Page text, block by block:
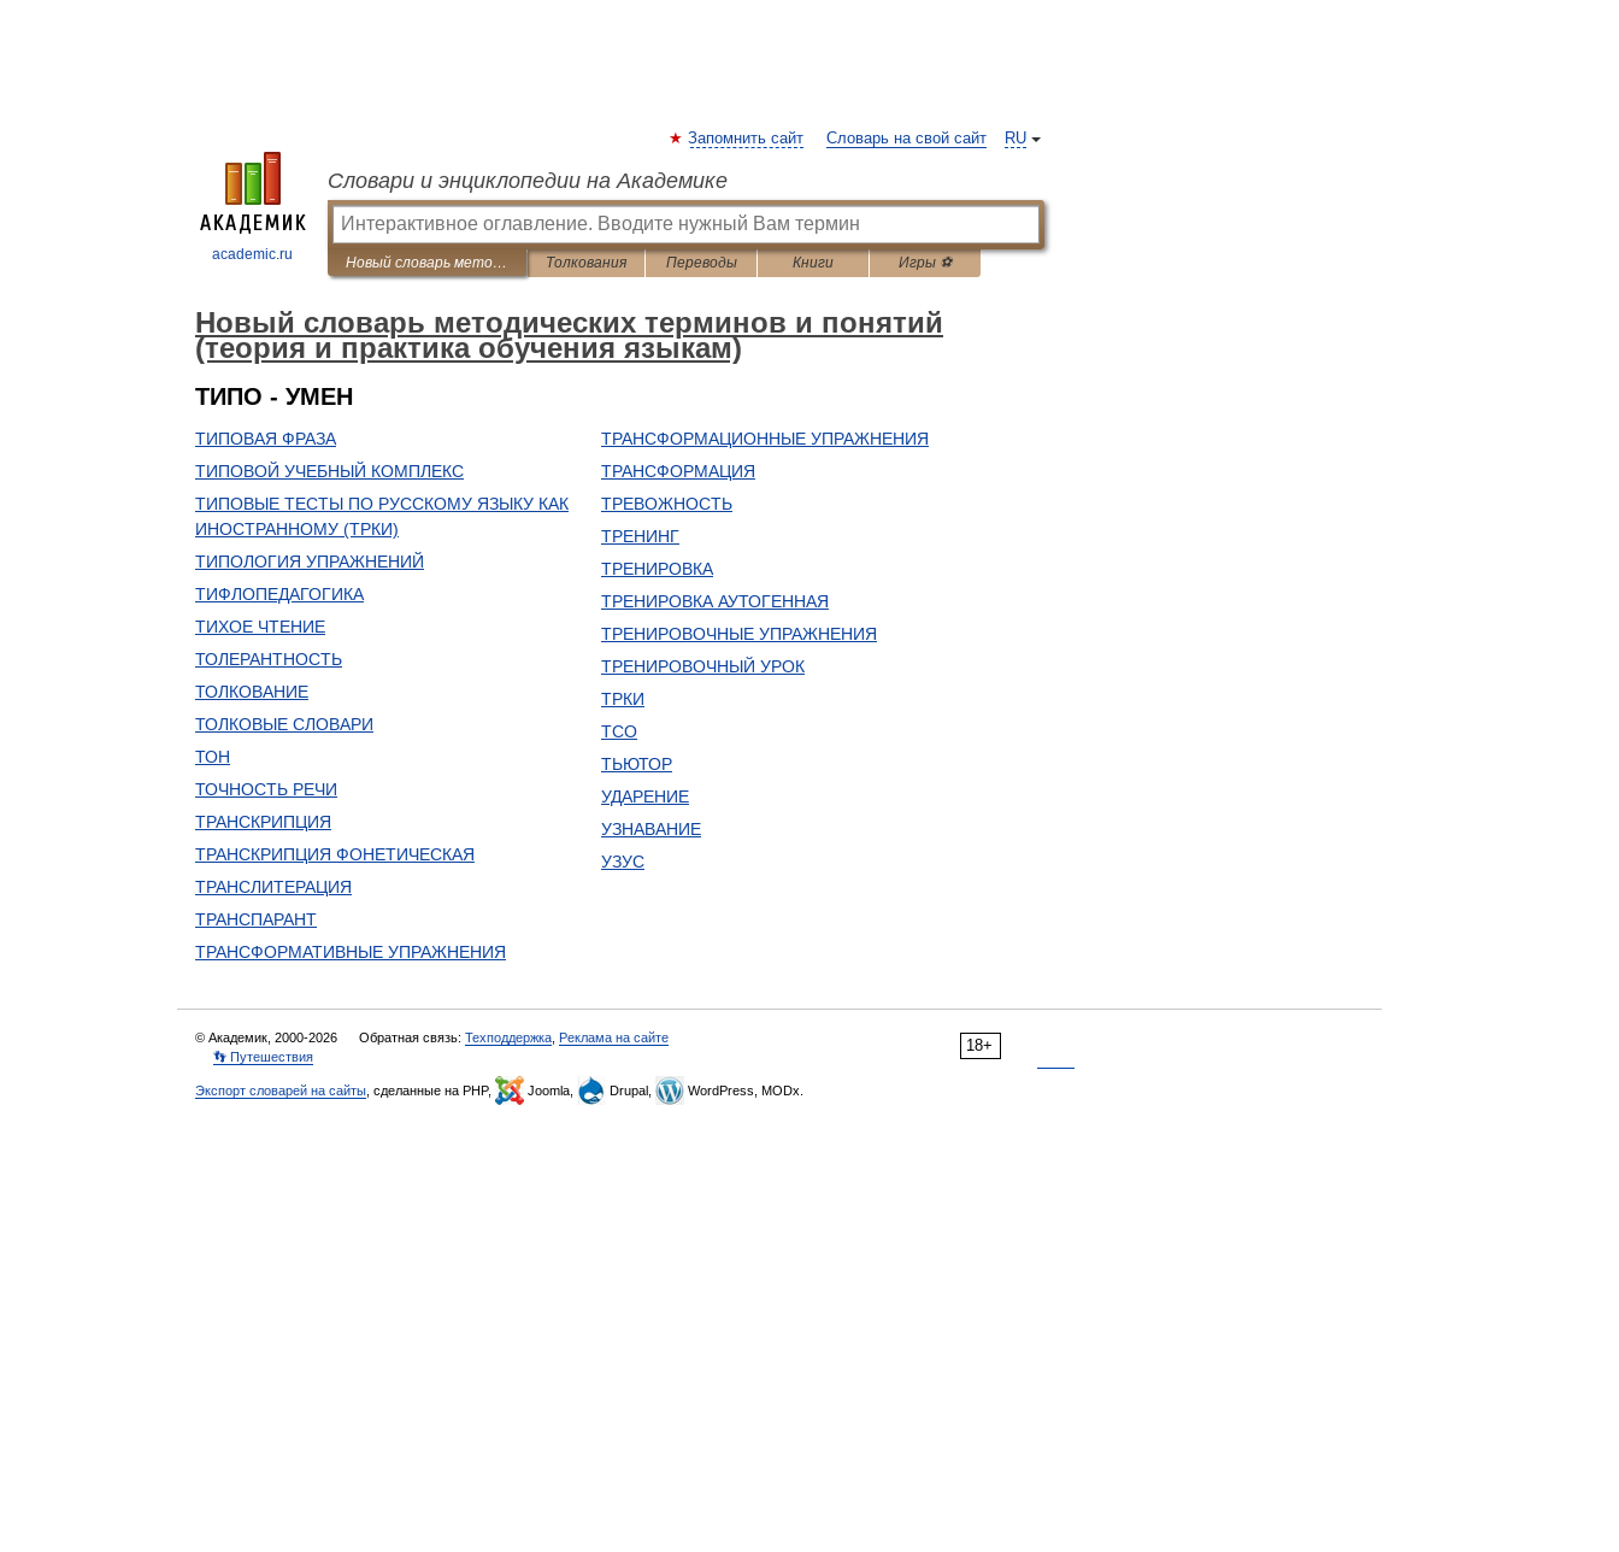
academic.ru
RU
Запомнить сайт Словарь на свой сайт
Словари и энциклопедии на Академике
Новый словарь методических терминов и понятий (теория и практика обучения языкам) Толкования Переводы Книги Игры ⚽
Новый словарь методических терминов и понятий
(теория и практика обучения языкам)
ТИПО - УМЕН
ТИПОВАЯ ФРАЗА
ТИПОВОЙ УЧЕБНЫЙ КОМПЛЕКС
ТИПОВЫЕ ТЕСТЫ ПО РУССКОМУ ЯЗЫКУ КАК
ИНОСТРАННОМУ (ТРКИ)
ТИПОЛОГИЯ УПРАЖНЕНИЙ
ТИФЛОПЕДАГОГИКА
ТИХОЕ ЧТЕНИЕ
ТОЛЕРАНТНОСТЬ
ТОЛКОВАНИЕ
ТОЛКОВЫЕ СЛОВАРИ
ТОН
ТОЧНОСТЬ РЕЧИ
ТРАНСКРИПЦИЯ
ТРАНСКРИПЦИЯ ФОНЕТИЧЕСКАЯ
ТРАНСЛИТЕРАЦИЯ
ТРАНСПАРАНТ
ТРАНСФОРМАТИВНЫЕ УПРАЖНЕНИЯ
ТРАНСФОРМАЦИОННЫЕ УПРАЖНЕНИЯ
ТРАНСФОРМАЦИЯ
ТРЕВОЖНОСТЬ
ТРЕНИНГ
ТРЕНИРОВКА
ТРЕНИРОВКА АУТОГЕННАЯ
ТРЕНИРОВОЧНЫЕ УПРАЖНЕНИЯ
ТРЕНИРОВОЧНЫЙ УРОК
ТРКИ
ТСО
ТЬЮТОР
УДАРЕНИЕ
УЗНАВАНИЕ
УЗУС
18+
© Академик, 2000-2026 Обратная связь: Техподдержка Реклама на сайте
👣 Путешествия
Экспорт словарей на сайты , сделанные на PHP, Joomla, Drupal, WordPress, MODx.